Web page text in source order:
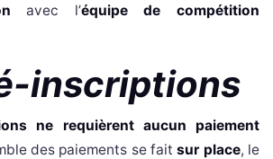
avec l’équipe de compétition
inscriptions
ne requièrent aucun paiement
des paiements se faitsur place, le